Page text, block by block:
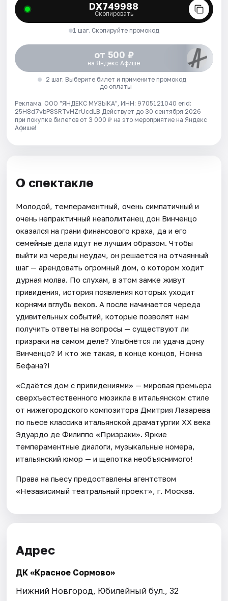
DX749988
Скопировать
1 шаг. Скопируйте промокод
от 500 ₽
на Яндекс Афише
2 шаг. Выберите билет и примените промокод
до оплаты
Реклама. ООО "ЯНДЕКС МУЗЫКА", ИНН: 9705121040 erid:
25H8d7vbP8SRTvHZrUcdLB Действует до 30 сентября 2026
при покупке билетов от 3 000 ₽ на это мероприятие на Яндекс
Афише!
О спектакле
Молодой, темпераментный, очень симпатичный и
очень непрактичный неаполитанец дон Винченцо
оказался на грани финансового краха, да и его
семейные дела идут не лучшим образом. Чтобы
выйти из череды неудач, он решается на отчаянный
шаг — арендовать огромный дом, о котором ходит
дурная молва. По слухам, в этом замке живут
привидения, история появления которых уходит
корнями вглубь веков. А после начинается череда
удивительных событий, которые позволят нам
получить ответы на вопросы — существуют ли
призраки на самом деле? Улыбнётся ли удача дону
Винченцо? И кто же такая, в конце концов, Нонна
Бефана?!
«Сдаётся дом с привидениями» — мировая премьера
сверхъестественного мюзикла в итальянском стиле
от нижегородского композитора Дмитрия Лазарева
по пьесе классика итальянской драматургии XX века
Эдуардо де Филиппо «Призраки». Яркие
темпераментные диалоги, музыкальные номера,
итальянский юмор — и щепотка необъяснимого!
Права на пьесу предоставлены агентством
«Независимый театральный проект», г. Москва.
Адрес
ДК «Красное Сормово»
Нижний Новгород, Юбилейный бул., 32